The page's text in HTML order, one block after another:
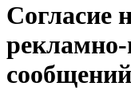
Согласие
сообщений